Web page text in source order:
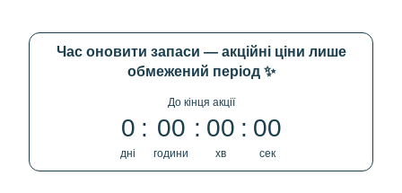
Час оновити запаси — акційні ціни лише
обмежений період ✨
До кінця акції
0
дні
00
години
00
хв
00
сек